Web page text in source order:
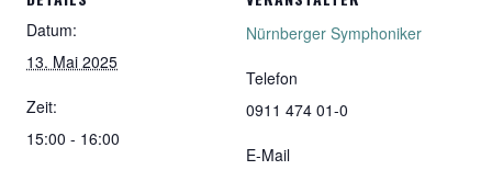
Datum:
13. Mai 2025
Zeit:
15:00 - 16:00
Nürnberger Symphoniker
Telefon
0911 474 01-0
E-Mail